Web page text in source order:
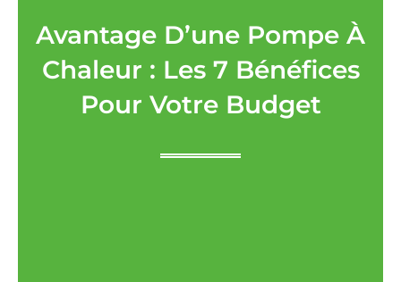
Avantage D’une Pompe À
Chaleur : Les 7 Bénéfices
Pour Votre Budget